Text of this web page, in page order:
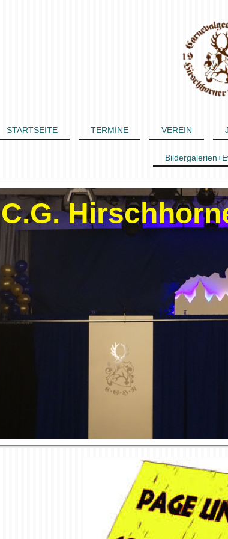
STARTSEITE TERMINE VEREIN
C.G.